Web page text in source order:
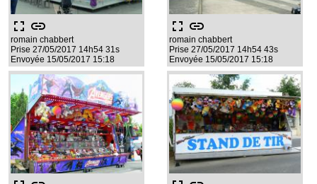
fullscreen link
romain chabbert
Prise 27/05/2017 14h54 31s
Envoyée 15/05/2017 15:18
fullscreen link
romain chabbert
Prise 27/05/2017 14h54 43s
Envoyée 15/05/2017 15:18